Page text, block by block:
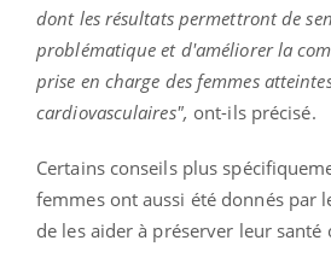
dont les résultats permettront de
problématique et d'améliorer la
prise en charge des femmes
cardiovasculaires", ont-ils précisé.
Certains conseils plus
femmes ont aussi été donnés par
de les aider à préserver leur santé